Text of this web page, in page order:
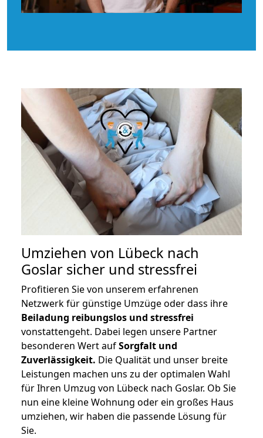
Umziehen von Lübeck nach
Goslar sicher und stressfrei
Profitieren Sie von unserem erfahrenen
Netzwerk für günstige Umzüge oder dass ihre
Beiladung reibungslos und stressfrei
vonstattengeht. Dabei legen unsere Partner
besonderen Wert aufSorgfalt und
Zuverlässigkeit. Die Qualität und unser breite
Leistungen machen uns zu der optimalen Wahl
für Ihren Umzug von Lübeck nach Goslar. Ob Sie
nun eine kleine Wohnung oder ein großes Haus
umziehen, wir haben die passende Lösung für
Sie.